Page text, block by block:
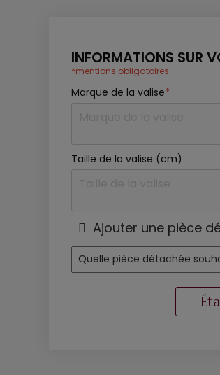
INFORMATIONS SUR
*mentions obligatoires
Marque de la valise*
Taille de la valise (cm)
Ajouter une pièce